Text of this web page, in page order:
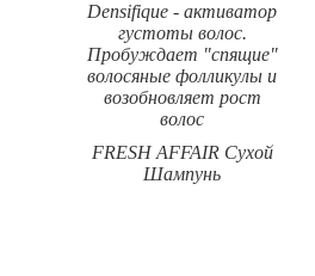
Densifique - активатор
густоты волос.
Пробуждает "спящие"
волосяные фолликулы и
возобновляет рост
волос
FRESH AFFAIR Сухой
Шампунь